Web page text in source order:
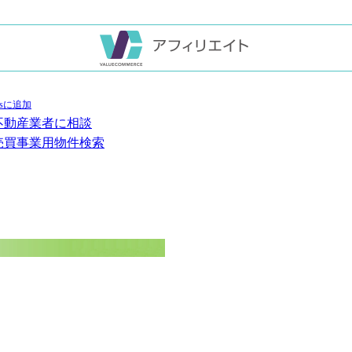
動産業者に相談
買事業用物件検索